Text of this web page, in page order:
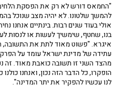
"החמאס דורש לא רק את הפסקת
להמשך שלטונו. לא יהיה מצב שנוכל
אולי בעוד שנים רבות. בינתיים אנחנו
בנו, שחטף, שימשיך לעשות או לנסות
איגרא. "פשוט מאוד לתת את התשובה,
עתידה של מדינת ישראל עומד על
מהצד השני זו תשובה כואבת מאוד. זה
הופקרו, כל הדבר הזה נכון, ואנחנו
לנו עכשיו להפקיר את יתר המדינה".